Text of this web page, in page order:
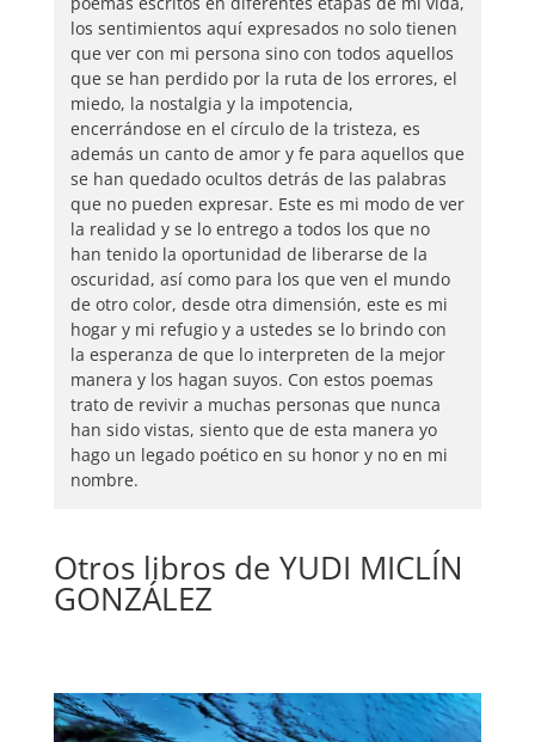
los sentimientos aquí expresados no solo tienen
que ver con mi persona sino con todos aquellos
que se han perdido por la ruta de los errores, el
miedo, la nostalgia y la impotencia,
encerrándose en el círculo de la tristeza, es
además un canto de amor y fe para aquellos que
se han quedado ocultos detrás de las palabras
que no pueden expresar. Este es mi modo de ver
la realidad y se lo entrego a todos los que no
han tenido la oportunidad de liberarse de la
oscuridad, así como para los que ven el mundo
de otro color, desde otra dimensión, este es mi
hogar y mi refugio y a ustedes se lo brindo con
la esperanza de que lo interpreten de la mejor
manera y los hagan suyos. Con estos poemas
trato de revivir a muchas personas que nunca
han sido vistas, siento que de esta manera yo
hago un legado poético en su honor y no en mi
nombre.
Otros libros de YUDI MICLÍN
GONZÁLEZ